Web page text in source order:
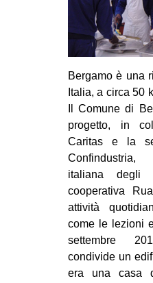
Bergamo è una
Italia, a circa 50
Il Comune di
progetto, in
Caritas e la
Confindustria,
italiana degli
cooperativa
attività
come le lezioni
settembre
condivide un
era una casa